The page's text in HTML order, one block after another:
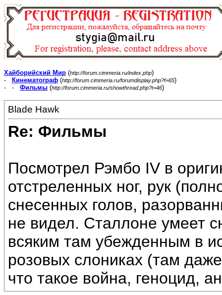
Хайборийский Мир (http://forum.cimmeria.ru/index.php)
-
Кинематограф (http://forum.cimmeria.ru/forumdisplay.php?f=65)
- - Фильмы (http://forum.cimmeria.ru/showthread.php?t=46)
Blade Hawk
Re: Фильмы
Посмотрел Рэмбо IV в
отстреленных ног, рук
снесенных голов,
не видел. Сталлоне умеет
всяким там убежденным в
розовых слониках (там
что такое война, геноцид,